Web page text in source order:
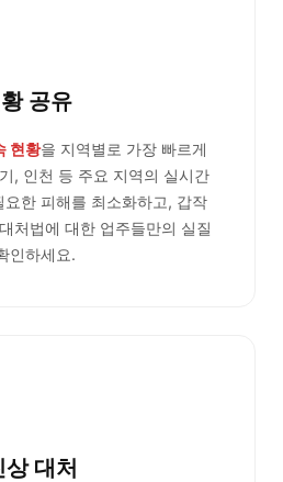
공유
현황을 지역별로 가장 빠르게
, 인천 등 주요 지역의 실시간
한 피해를 최소화하고, 갑작
처법에 대한 업주들만의 실질
인하세요.
상 대처